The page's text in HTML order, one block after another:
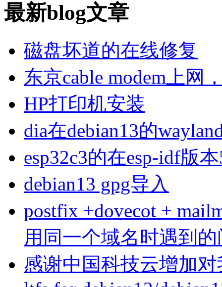
最新blog文章
磁盘坏道的在线修复
东京cable modem上网
HP打印机安装
dia在debian13的
esp32c3的在esp-idf版
debian13 gpg导入
postfix +dovecot +
用同一个域名时遇到
感谢中国科技云增加